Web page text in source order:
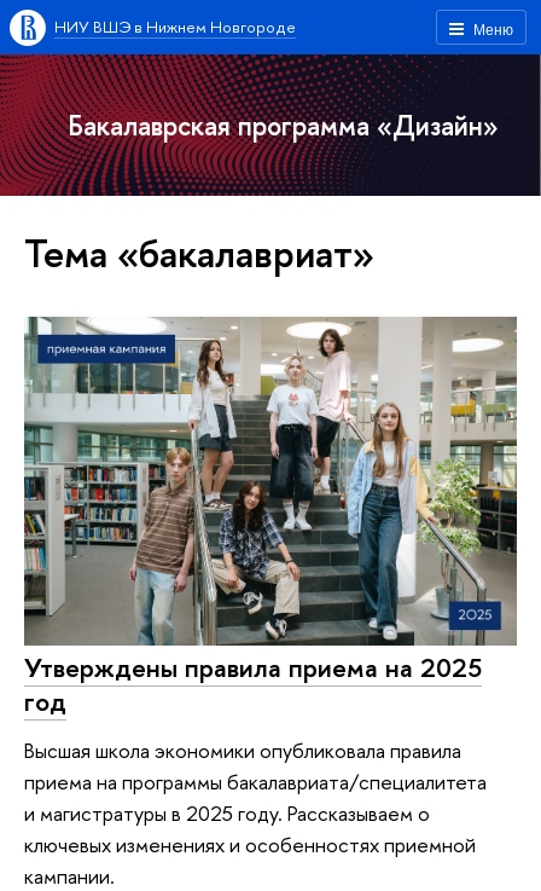
Меню
НИУ ВШЭ в Нижнем Новгороде
Бакалаврская программа «Дизайн»
Тема «бакалавриат»
Утверждены правила приема на 2025
год
Высшая школа экономики опубликовала правила
приема на программы бакалавриата/специалитета
и магистратуры в 2025 году. Рассказываем о
ключевых изменениях и особенностях приемной
кампании.